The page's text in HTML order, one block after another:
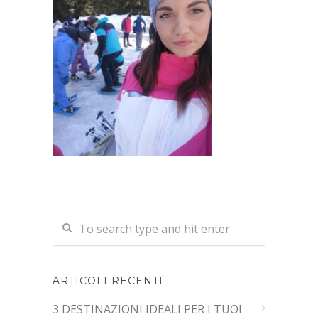
ARTICOLI RECENTI
3 DESTINAZIONI IDEALI PER I TUOI